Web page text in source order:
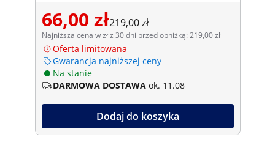
66,00 zł219,00 zł
Najniższa cena w zł z 30 dni przed obniżką: 219,00 zł
Oferta limitowana
Gwarancja najniższej ceny
Na stanie
DARMOWA DOSTAWA ok. 11.08
Dodaj do koszyka